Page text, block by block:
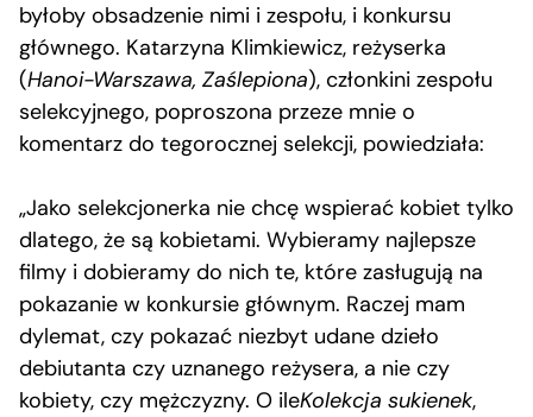
byłoby obsadzenie nimi i zespołu, i konkursu
głównego. Katarzyna Klimkiewicz, reżyserka
(Hanoi-Warszawa, Zaślepiona), członkini zespołu
selekcyjnego, poproszona przeze mnie o
komentarz do tegorocznej selekcji, powiedziała:
„Jako selekcjonerka nie chcę wspierać kobiet tylko
dlatego, że są kobietami. Wybieramy najlepsze
filmy i dobieramy do nich te, które zasługują na
pokazanie w konkursie głównym. Raczej mam
dylemat, czy pokazać niezbyt udane dzieło
debiutanta czy uznanego reżysera, a nie czy
kobiety, czy mężczyzny. O ileKolekcja sukienek,